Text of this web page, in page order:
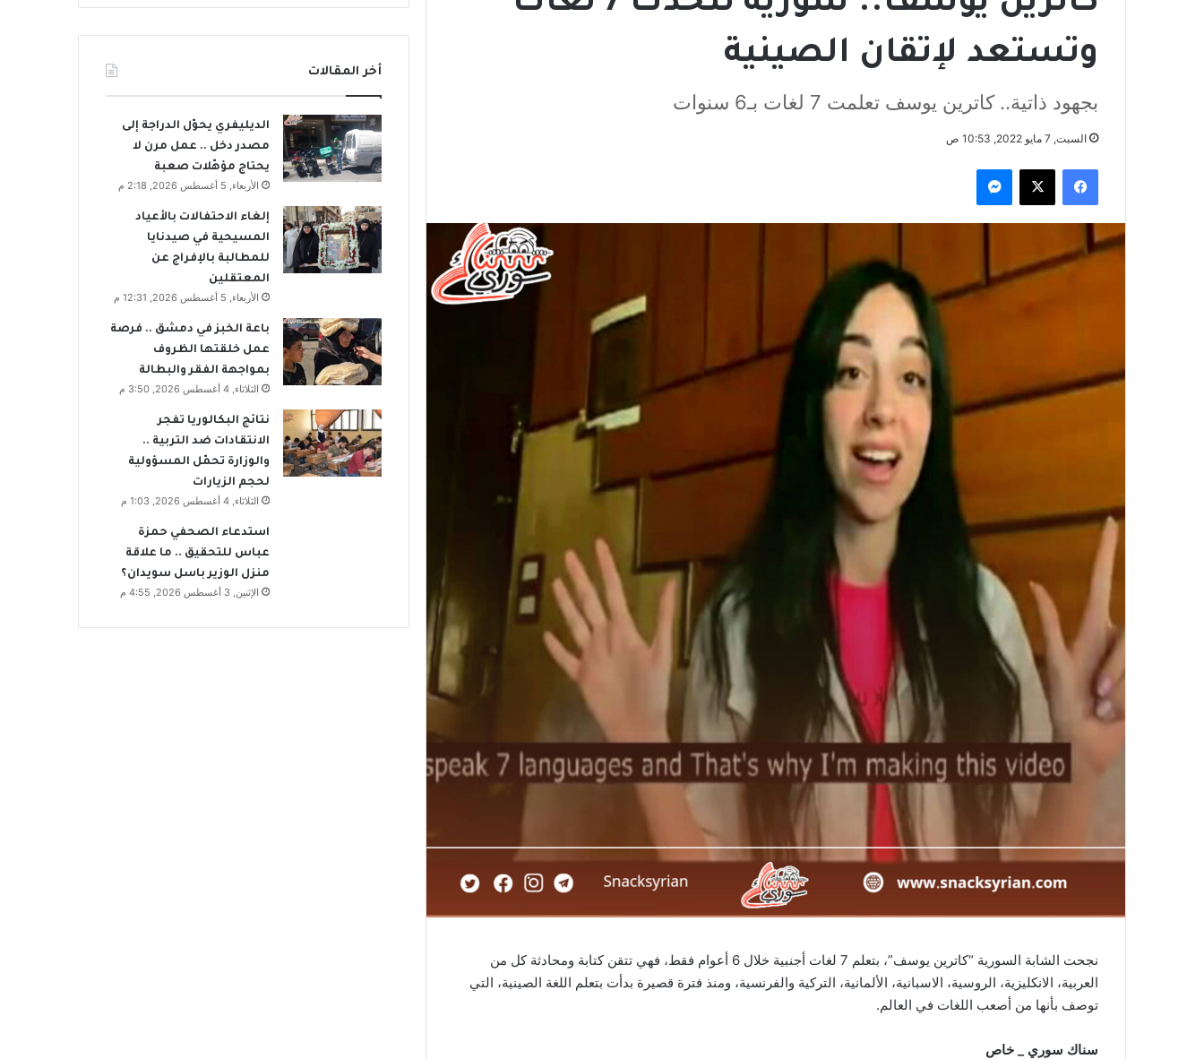
وتستعد لإتقان الصينية
بجهود ذاتية.. كاترين يوسف تعلمت 7 لغات بـ6 سنوات
السبت, 7 مايو 2022, 10:53 ص
فيسبوك
نجحت الشابة السورية “كاترين يوسف”، بتعلم 7 لغات أجنبية خلال 6 أعوام فقط، فهي تتقن كتابة ومحادثة كل من
العربية، الانكليزية، الروسية، الاسبانية، الألمانية، التركية والفرنسية، ومنذ فترة قصيرة بدأت بتعلم اللغة الصينية، التي
توصف بأنها من أصعب اللغات في العالم.
سناك سوري _ خاص
أخر المقالات
الديليفري يحوّل الدراجة إلى
مصدر دخل .. عمل مرن لا
يحتاج مؤهّلات صعبة
الأربعاء, 5 أغسطس 2026, 2:18 م
إلغاء الاحتفالات بالأعياد
المسيحية في صيدنايا
للمطالبة بالإفراج عن
المعتقلين
الأربعاء, 5 أغسطس 2026, 12:31 م
باعة الخبز في دمشق .. فرصة
عمل خلقتها الظروف
بمواجهة الفقر والبطالة
الثلاثاء, 4 أغسطس 2026, 3:50 م
نتائج البكالوريا تفجر
الانتقادات ضد التربية ..
والوزارة تحمّل المسؤولية
لحجم الزيارات
الثلاثاء, 4 أغسطس 2026, 1:03 م
استدعاء الصحفي حمزة
عباس للتحقيق .. ما علاقة
منزل الوزير باسل سويدان؟
الإثنين, 3 أغسطس 2026, 4:55 م